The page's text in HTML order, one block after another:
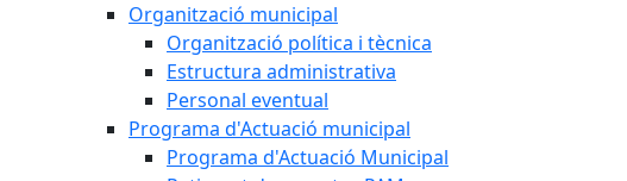
Organització municipal
Organització política i tècnica
Estructura administrativa
Personal eventual
Programa d'Actuació municipal
Programa d'Actuació Municipal